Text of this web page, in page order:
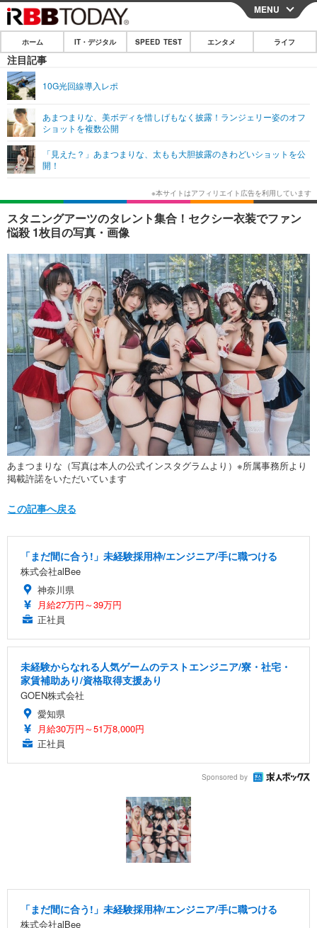
CLOSE
ホーム
IT・デジタル
ネタ
ショッピング その他
SPEED TEST
エンタメ
エンタメTOP
韓国・芸能
音楽 スポーツ
ショッピング その他
ライフ
ライフTOP グルメ
ペット ショッピング
その他
リリース一覧
プッシュ通知の停止方法
MENU
ホーム IT・デジタル SPEED TEST エンタメ ライフ
注目記事
10G光回線導入レポ
あまつまりな、美ボディを惜しげもなく披露！ランジェリー姿のオフ
ショットを複数公開
「見えた？」あまつまりな、太もも大胆披露のきわどいショットを公
開！
スタニングアーツのタレント集合！セクシー衣装でファン
悩殺 1枚目の写真・画像
あまつまりな（写真は本人の公式インスタグラムより）※所属事務所より
掲載許諾をいただいています
この記事へ戻る
「まだ間に合う!」未経験採用枠/エンジニア/手に職つける
株式会社alBee
神奈川県
月給27万円～39万円
正社員
未経験からなれる人気ゲームのテストエンジニア/寮・社宅・
家賃補助あり/資格取得支援あり
GOEN株式会社
愛知県
月給30万円～51万8,000円
正社員
Sponsored by
「まだ間に合う!」未経験採用枠/エンジニア/手に職つける
株式会社alBee